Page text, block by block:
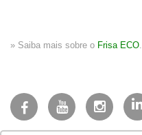
» Saiba mais sobre o Frisa ECO.